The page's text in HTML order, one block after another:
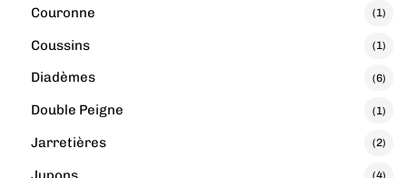
Couronne (1)
Coussins (1)
Diadèmes (6)
Double Peigne (1)
Jarretières (2)
(4)